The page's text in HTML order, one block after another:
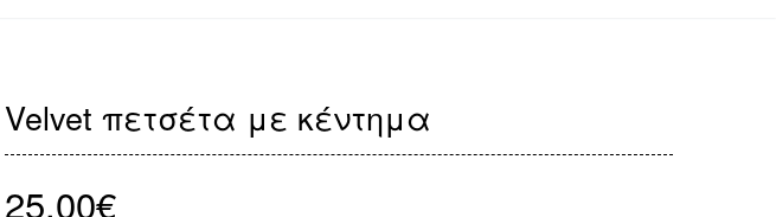
Velvet πετσέτα με κέντημα
25.00€